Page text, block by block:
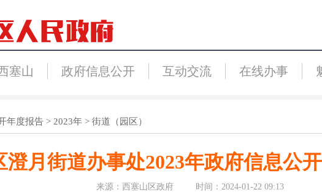
塞山 政府信息公开 互动交流 在线办事
年度报告> 2023年> 街道（园区）
澄月街道办事处2023年政府信息公
来源：西塞山区政府 时间：2024-01-22 09:13